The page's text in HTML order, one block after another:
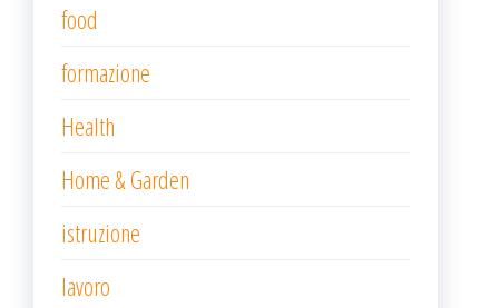
food
formazione
Health
Home & Garden
istruzione
lavoro